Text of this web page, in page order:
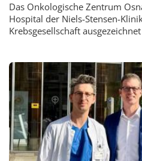
Das Onkologische Zentrum
Hospital der Niels-Stensen-
Krebsgesellschaft